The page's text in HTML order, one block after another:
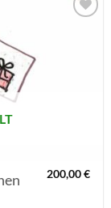
SETZEN
200,00€